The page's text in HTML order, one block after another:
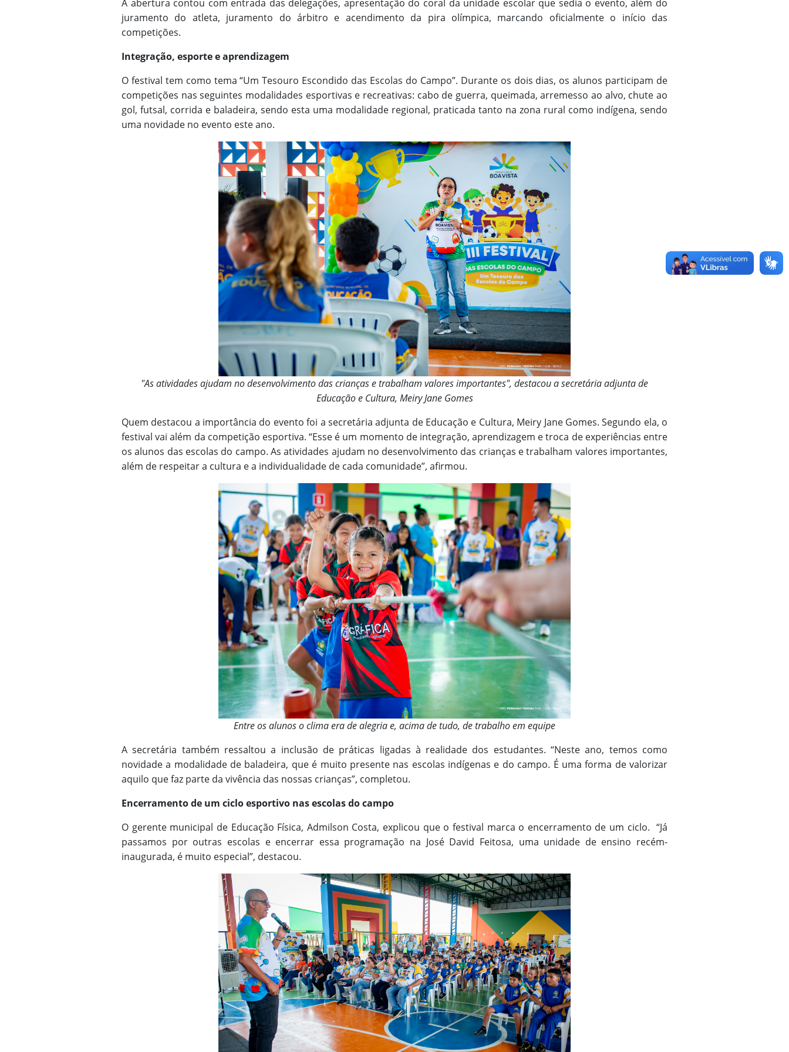
A abertura contou com entrada das delegações, apresentação do coral da unidade escolar que sedia o evento, além do
juramento do atleta, juramento do árbitro e acendimento da pira olímpica, marcando oficialmente o início das
competições.
Integração, esporte e aprendizagem
O festival tem como tema “Um Tesouro Escondido das Escolas do Campo”. Durante os dois dias, os alunos participam de
competições nas seguintes modalidades esportivas e recreativas: cabo de guerra, queimada, arremesso ao alvo, chute ao
gol, futsal, corrida e baladeira, sendo esta uma modalidade regional, praticada tanto na zona rural como indígena, sendo
uma novidade no evento este ano.
"As atividades ajudam no desenvolvimento das crianças e trabalham valores importantes", destacou a secretária adjunta de
Educação e Cultura, Meiry Jane Gomes
Quem destacou a importância do evento foi a secretária adjunta de Educação e Cultura, Meiry Jane Gomes. Segundo ela, o
festival vai além da competição esportiva. “Esse é um momento de integração, aprendizagem e troca de experiências entre
os alunos das escolas do campo. As atividades ajudam no desenvolvimento das crianças e trabalham valores importantes,
além de respeitar a cultura e a individualidade de cada comunidade”, afirmou.
Entre os alunos o clima era de alegria e, acima de tudo, de trabalho em equipe
A secretária também ressaltou a inclusão de práticas ligadas à realidade dos estudantes. “Neste ano, temos como
novidade a modalidade de baladeira, que é muito presente nas escolas indígenas e do campo. É uma forma de valorizar
aquilo que faz parte da vivência das nossas crianças”, completou.
Encerramento de um ciclo esportivo nas escolas do campo
O gerente municipal de Educação Física, Admilson Costa, explicou que o festival marca o encerramento de um ciclo. “Já
passamos por outras escolas e encerrar essa programação na José David Feitosa, uma unidade de ensino recém-
inaugurada, é muito especial”, destacou.